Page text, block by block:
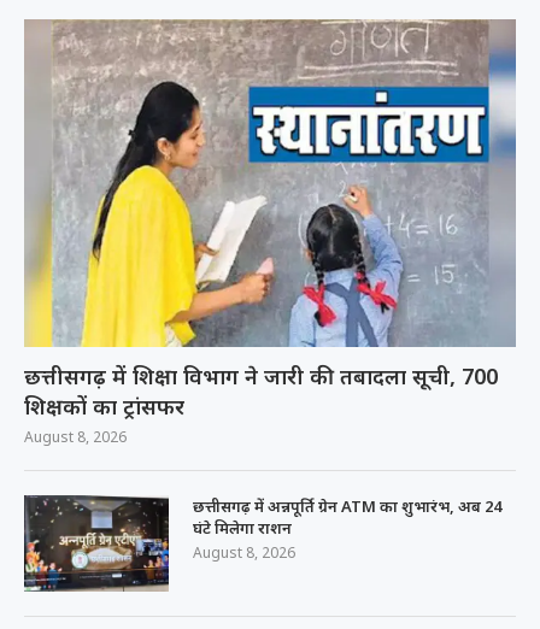
छत्तीसगढ़ में शिक्षा विभाग ने जारी की तबादला सूची, 700
शिक्षकों का ट्रांसफर
August 8, 2026
छत्तीसगढ़ में अन्नपूर्ति ग्रेन ATM का शुभारंभ, अब 24
घंटे मिलेगा राशन
August 8, 2026